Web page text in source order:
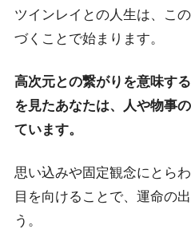
ツインレイとの人生は、こ
づくことで始まります。
高次元との繋がりを意味す
を見たあなたは、人や物事
ています。
思い込みや固定観念にとら
目を向けることで、運命の
う。